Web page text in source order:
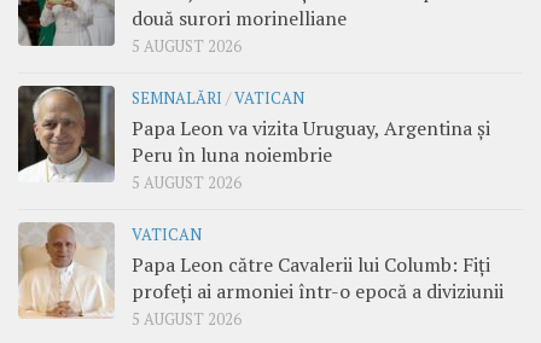
două surori morinelliane
5 AUGUST 2026
SEMNALĂRI /VATICAN
Papa Leon va vizita Uruguay, Argentina și
Peru în luna noiembrie
5 AUGUST 2026
VATICAN
Papa Leon către Cavalerii lui Columb: Fiți
profeți ai armoniei într-o epocă a diviziunii
5 AUGUST 2026